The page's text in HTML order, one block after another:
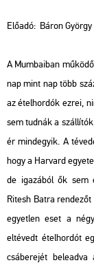
Előadó: Báron György
A Mumbaiban
nap mint nap több
az ételhordók ezrei,
sem tudnák a
ér mindegyik. A
hogy a Harvard
de igazából ők sem
Ritesh Batra
egyetlen eset a
eltévedt ételhordót
csáberejét